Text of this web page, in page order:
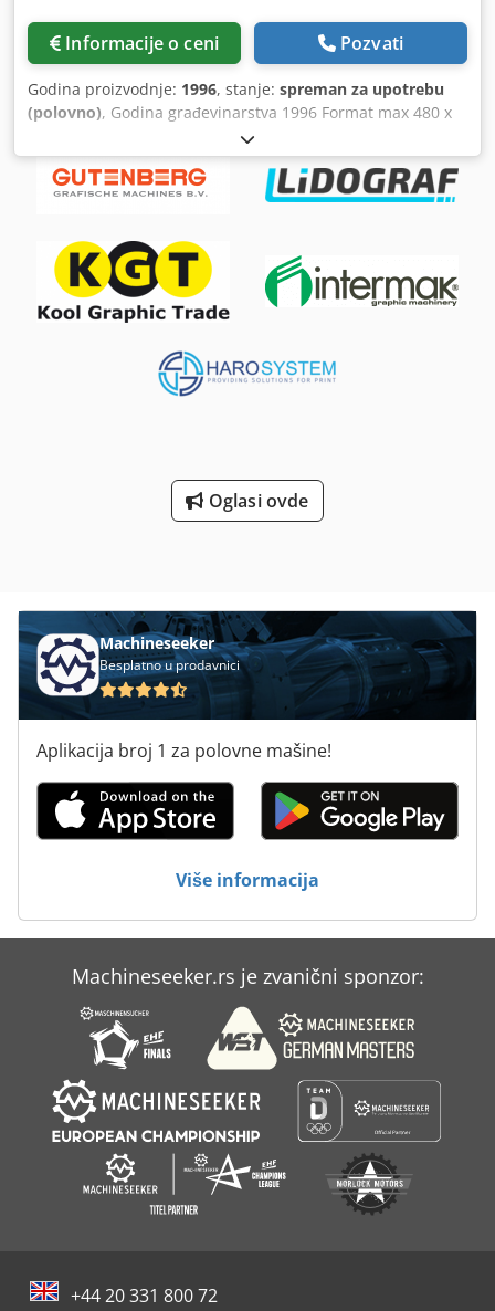
Informacije o ceni Pozvati
Godina proizvodnje: 1996, stanje: spreman za upotrebu
(polovno), Godina građevinarstva 1996 Format max 480 x
320 mm Formatirajte neošteжen max 480 x 320 mm min
153 mm × 108 mm Format skraćen max 475 x 300 mm min
148 mm × 105 mm Debljina proizvoda max 13 mm
Kapacitet ma 13,000 c/h Opremu Lanac naplate &
fascikle Šavova stanica • Stitching station 390 • Uređaj za
odmotavanje žice Djdpjizi Ivjfx Agyskr • Kontrola debljine /
plus-minus • 2 ušivene glave Trimer sa tri noža • Trimer sa
trimerom od tri noža 360 Noћ • 2 seta noževa
Oglasi ovde
Machineseeker
Besplatno u prodavnici
Aplikacija broj 1 za polovne mašine!
Više informacija
Machineseeker.rs je zvanični sponzor:
+44 20 331 800 72